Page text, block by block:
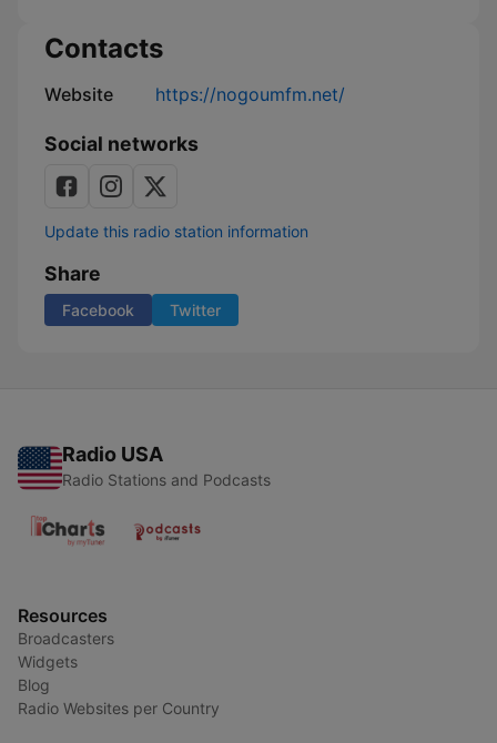
Contacts
Website https://nogoumfm.net/
Social networks
Update this radio station information
Share
Facebook Twitter
Radio USA
Radio Stations and Podcasts
Resources
Broadcasters
Widgets
Blog
Radio Websites per Country